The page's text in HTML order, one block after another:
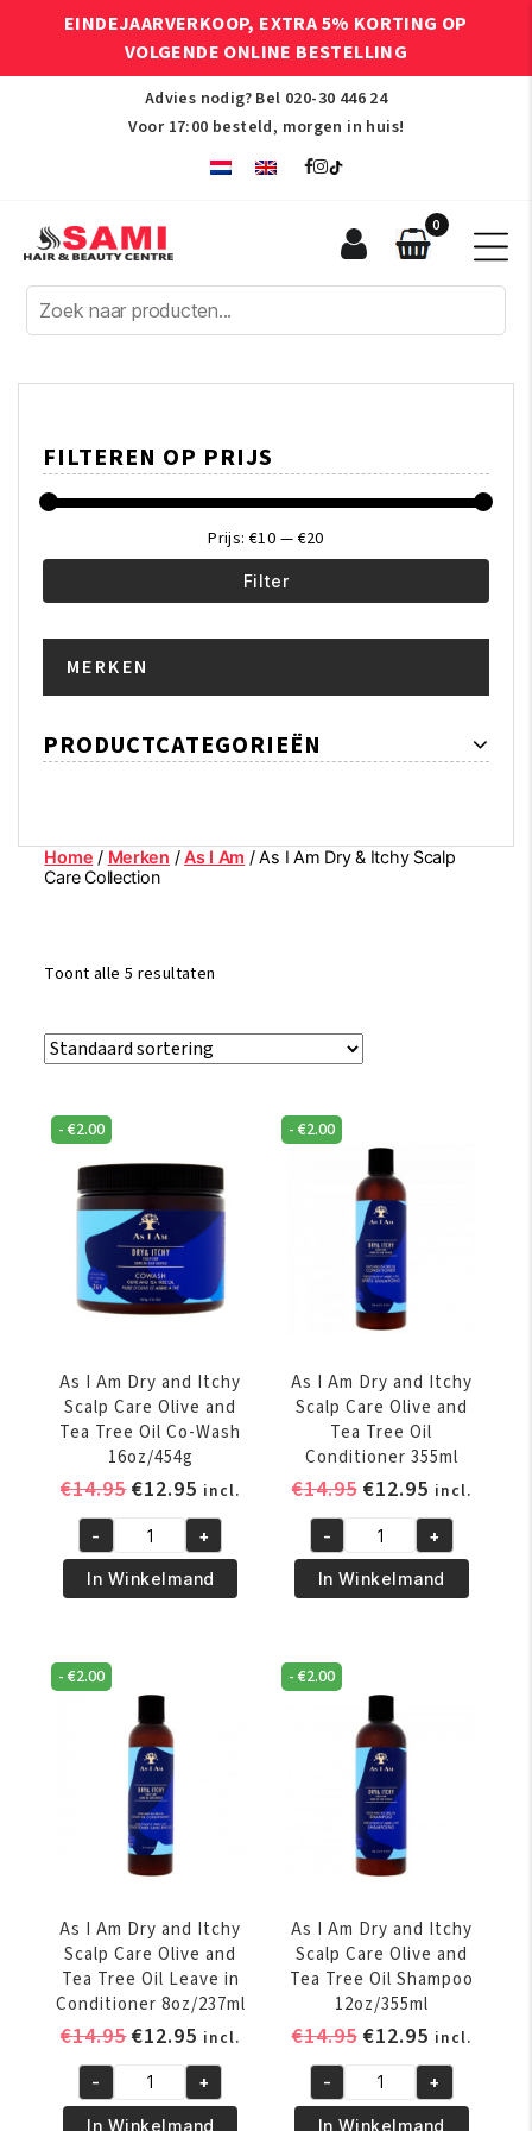
EINDEJAARVERKOOP, EXTRA 5% KORTING OP
VOLGENDE ONLINE BESTELLING
Advies nodig? Bel 020-30 446 24
Voor 17:00 besteld, morgen in huis!
Afro
Hair
Beauty
0
FILTEREN OP PRIJS
Filter
Prijs:€10 — €20
MERKEN
PRODUCTCATEGORIEËN
Home / Merken /As I Am / As I Am Dry & Itchy Scalp
Care Collection
Toont alle 5 resultaten
-€2.00
As I Am Dry and Itchy
Scalp Care Olive and
Tea Tree Oil Co-Wash
16oz/454g
€14.95Oorspronkelijke
was:
€14.95.
€12.95 Huidige
prijs
is:
€12.95.
incl.
As
Am
and
Itchy
Co-
Wash
16oz/454g
aantal
- +
In Winkelmand
-€2.00
As I Am Dry and Itchy
Scalp Care Olive and
Tea Tree Oil
Conditioner 355ml
€14.95 Oorspronkelijke
was:
€14.95.
€12.95Huidige
prijs
is:
€12.95.
incl.
As
Am
and
Itchy
Conditioner
355ml
aantal
- +
In Winkelmand
-€2.00
As I Am Dry and Itchy
Scalp Care Olive and
Tea Tree Oil Leave in
Conditioner 8oz/237ml
€14.95Oorspronkelijke
was:
€14.95.
€12.95 Huidige
prijs
is:
€12.95.
incl.
As- +
In Winkelmand
-€2.00
As I Am Dry and Itchy
Scalp Care Olive and
Tea Tree Oil Shampoo
12oz/355ml
€14.95 Oorspronkelijke
was:
€14.95.
€12.95Huidige
prijs
is:
€12.95.
incl.
As- +
In Winkelmand